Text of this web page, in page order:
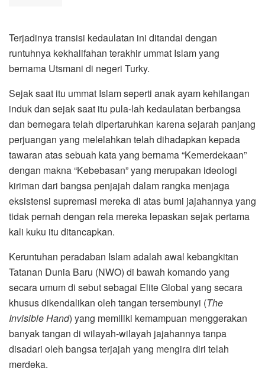
Terjadinya transisi kedaulatan ini ditandai dengan
runtuhnya kekhalifahan terakhir ummat Islam yang
bernama Utsmani di negeri Turky.
Sejak saat itu ummat Islam seperti anak ayam kehilangan
induk dan sejak saat itu pula-lah kedaulatan berbangsa
dan bernegara telah dipertaruhkan karena sejarah panjang
perjuangan yang melelahkan telah dihadapkan kepada
tawaran atas sebuah kata yang bernama “Kemerdekaan”
dengan makna “Kebebasan” yang merupakan ideologi
kiriman dari bangsa penjajah dalam rangka menjaga
eksistensi supremasi mereka di atas bumi jajahannya yang
tidak pernah dengan rela mereka lepaskan sejak pertama
kali kuku itu ditancapkan.
Keruntuhan peradaban Islam adalah awal kebangkitan
Tatanan Dunia Baru (NWO) di bawah komando yang
secara umum di sebut sebagai Elite Global yang secara
khusus dikendalikan oleh tangan tersembunyi (The
Invisible Hand) yang memiliki kemampuan menggerakan
banyak tangan di wilayah-wilayah jajahannya tanpa
disadari oleh bangsa terjajah yang mengira diri telah
merdeka.